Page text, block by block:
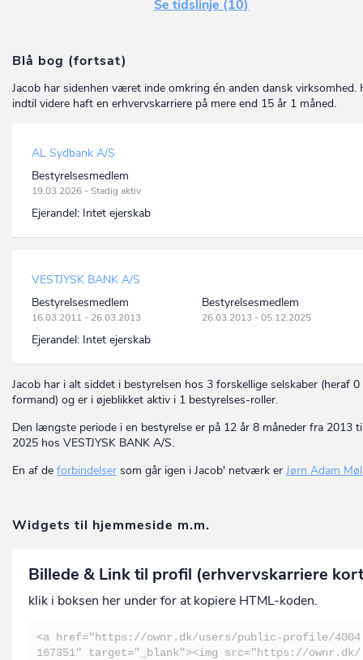
Se tidslinje (10)
Blå bog (fortsat)
Jacob har sidenhen været inde omkring én anden dansk virksomhed.
indtil videre haft en erhvervskarriere på mere end 15 år 1 måned.
AL Sydbank A/S
Bestyrelsesmedlem
19.03.2026 - Stadig aktiv
Ejerandel: Intet ejerskab
VESTJYSK BANK A/S
Bestyrelsesmedlem
16.03.2011 - 26.03.2013
Bestyrelsesmedlem
26.03.2013 - 05.12.2025
Ejerandel: Intet ejerskab
Jacob har i alt siddet i bestyrelsen hos 3 forskellige selskaber (heraf
formand) og er i øjeblikket aktiv i 1 bestyrelses-roller.
Den længste periode i en bestyrelse er på 12 år 8 måneder fra 2013
2025 hos VESTJYSK BANK A/S.
En af de forbindelser som går igen i Jacob' netværk er Jørn Adam
Widgets til hjemmeside m.m.
Billede & Link til profil (erhvervskarriere
klik i boksen her under for at kopiere HTML-koden.
<a href="https://ownr.dk/users/public-profile/4004
167351" target="_blank"><img src="https://ownr.dk/